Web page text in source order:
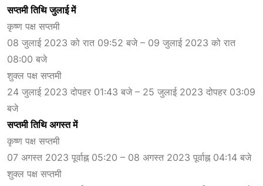
सप्तमी तिथि जुलाई में
कृष्ण पक्ष सप्तमी
08 जुलाई 2023 को रात 09:52 बजे – 09 जुलाई 2023 को रात
08:00 बजे
शुक्ल पक्ष सप्तमी
24 जुलाई 2023 दोपहर 01:43 बजे – 25 जुलाई 2023 दोपहर 03:09
बजे
सप्तमी तिथि अगस्त में
कृष्ण पक्ष सप्तमी
07 अगस्त 2023 पूर्वाह्न 05:20 – 08 अगस्त 2023 पूर्वाह्न 04:14 बजे
शुक्ल पक्ष सप्तमी